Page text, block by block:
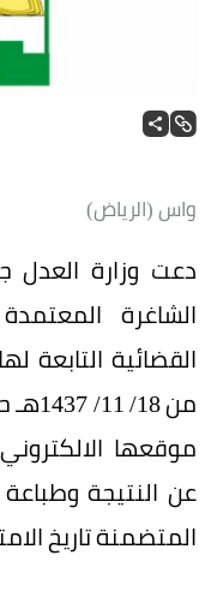
واس (الرياض)
دعت وزارة العدل
الشاغرة
القضائية التابعة
موقعها
عن النتيجة
المتضمنة تاريخ